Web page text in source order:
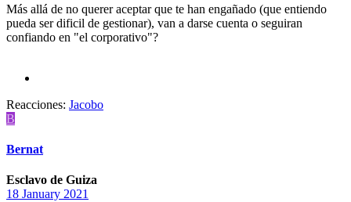
Más allá de no querer aceptar que te han engañado (que entiendo
pueda ser dificil de gestionar), van a darse cuenta o seguiran
confiando en "el corporativo"?
Reacciones: Jacobo
B
Bernat
Esclavo de Guiza
18 January 2021